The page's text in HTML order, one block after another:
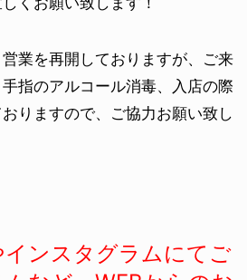
業を再開しておりますが、ご来
指のアルコール消毒、入店の際
りますので、ご協力お願い致し
ンスタグラムにてご